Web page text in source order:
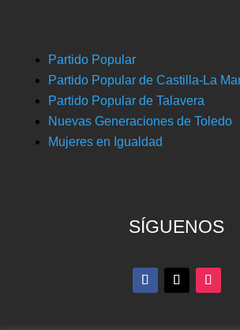
Partido Popular
Partido Popular de Castilla-La
Partido Popular de Talavera
Nuevas Generaciones de Toledo
Mujeres en Igualdad
SÍGUENOS